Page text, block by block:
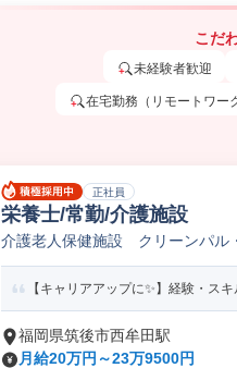
こだ
未経験者歓迎
在宅勤務（リモートワー
正社員
栄養士/常勤/介護施設
介護老人保健施設 クリーンパル
【キャリアアップに✨】経験・ス
福岡県筑後市西牟田駅
月給20万円～23万9500円